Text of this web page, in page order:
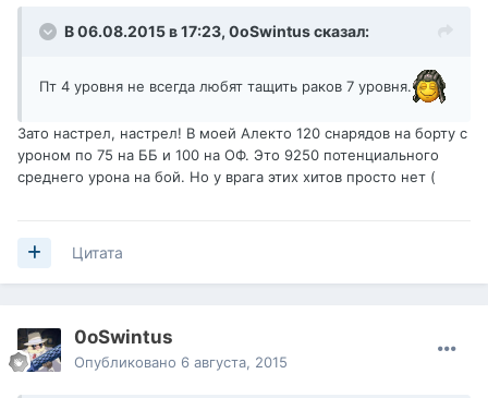
В 06.08.2015 в 17:23, 0oSwintusсказал:
Пт 4 уровня не всегда любят тащить раков 7 уровня.
Зато настрел, настрел! В моей Алекто 120 снарядов на борту с
уроном по 75 на ББ и 100 на ОФ. Это 9250 потенциального
среднего урона на бой. Но у врага этих хитов просто нет (
Цитата
0oSwintus
Опубликовано 6 августа, 2015